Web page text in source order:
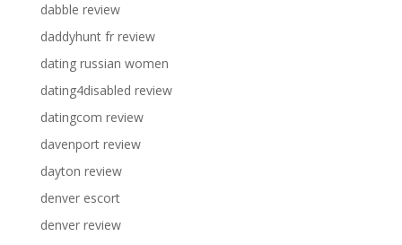
dabble review
daddyhunt fr review
dating russian women
dating4disabled review
datingcom review
davenport review
dayton review
denver escort
denver review